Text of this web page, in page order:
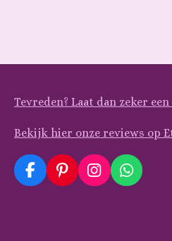
Tevreden? Laat dan zeker
Bekijk hier onze reviews op
F
a
P
i
I
n
W
h